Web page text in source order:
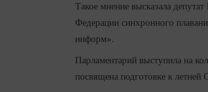
Такое мнение высказала
Федерации синхронного
информ».
Парламентарий выступила на
посвящена подготовке к